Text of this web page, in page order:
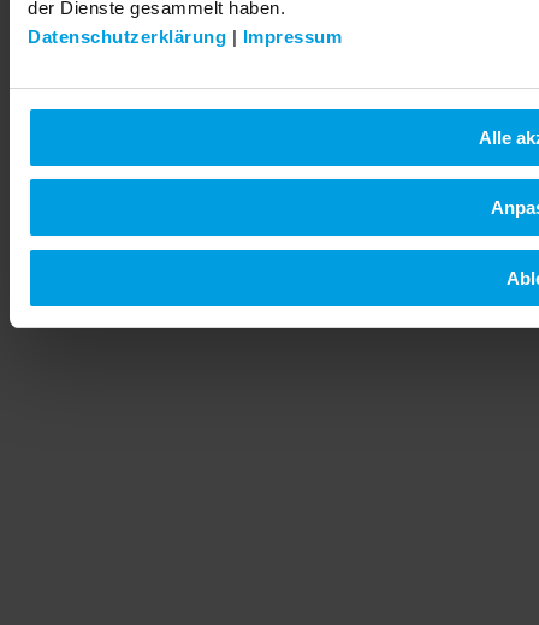
der Dienste gesammelt haben.
Datenschutzerklärung | Impressum
Alle